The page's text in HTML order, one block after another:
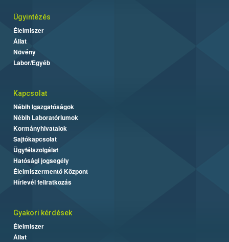
Ügyintézés
Élelmiszer
Állat
Növény
Labor/Egyéb
Kapcsolat
Nébih Igazgatóságok
Nébih Laboratóriumok
Kormányhivatalok
Sajtókapcsolat
Ügyfélszolgálat
Hatósági jogsegély
Élelmiszermentő Központ
Hírlevél feliratkozás
Gyakori kérdések
Élelmiszer
Állat